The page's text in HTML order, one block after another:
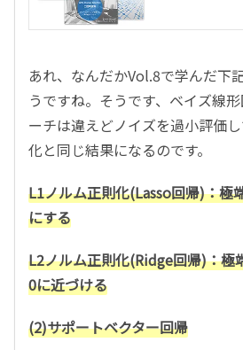
あれ、なんだかVol.8で学んだ下
うですね。そうです、ベイズ線
ーチは違えどノイズを過小評価
化と同じ結果になるのです。
L1ノルム正則化(Lasso回帰)：極
にする
L2ノルム正則化(Ridge回帰)：極
0に近づける
(2)サポートベクター回帰